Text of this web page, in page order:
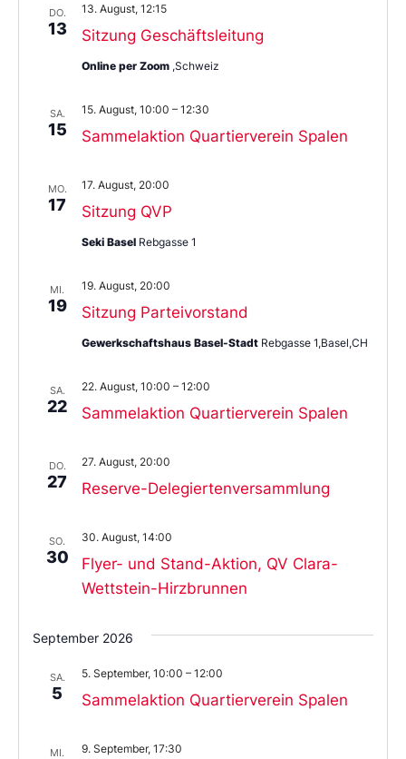
aus.
DO.
13 Sitzung Geschäftsleitung
13. August, 12:15
Online per Zoom ,Schweiz
SA.
15 Sammelaktion Quartierverein Spalen
15. August, 10:00 – 12:30
MO.
17 Sitzung QVP
17. August, 20:00
Seki Basel Rebgasse 1
MI.
19 Sitzung Parteivorstand
19. August, 20:00
Gewerkschaftshaus Basel-Stadt Rebgasse 1,Basel,CH
SA.
22 Sammelaktion Quartierverein Spalen
22. August, 10:00 – 12:00
DO.
27 Reserve-Delegiertenversammlung
27. August, 20:00
SO.
30
Flyer- und Stand-Aktion, QV Clara-
Wettstein-Hirzbrunnen
30. August, 14:00
September 2026
SA.
5 Sammelaktion Quartierverein Spalen
5. September, 10:00 – 12:00
MI. 9. September, 17:30